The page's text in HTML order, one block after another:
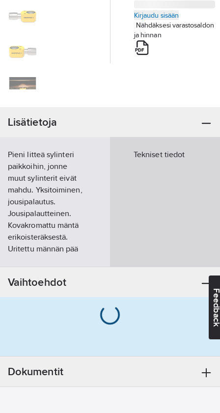
Kirjaudu sisään
Nähdäksesi varastosaldon
ja hinnan
Lisätietoja
Pieni litteä sylinteri
paikkoihin, jonne
muut sylinterit eivät
mahdu. Yksitoiminen,
jousipalautus.
Jousipalautteinen.
Kovakromattu mäntä
erikoisteräksestä.
Uritettu männän pää
RSM-1500
sylintereissä
CR-400 pikaliittimellä,
RSM-50 on varustettu
AR-400 liittimellä.
Tuotenumero T04000449
Tekniset tiedot
Vaihtoehdot
Dokumentit